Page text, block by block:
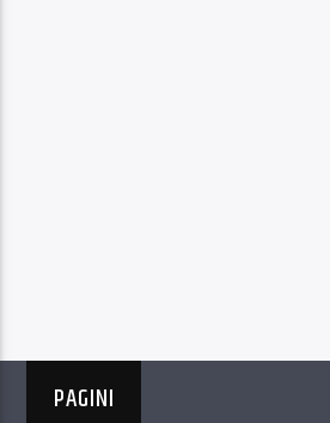
PAGINI